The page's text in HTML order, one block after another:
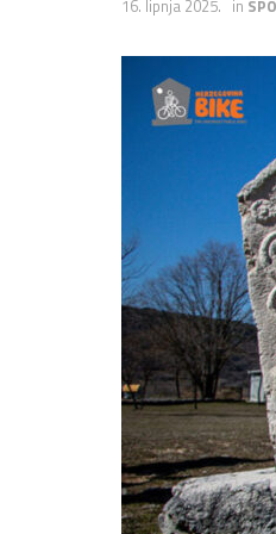
16. lipnja 2025. in